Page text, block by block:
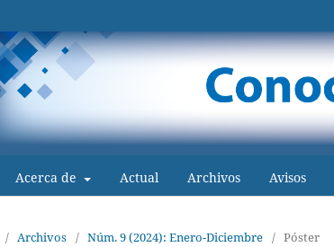
Acerca de Actual Archivos Avisos
/ Archivos / Núm. 9 (2024): Enero-Diciembre / Póster